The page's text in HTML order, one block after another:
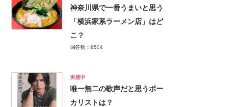
神奈川県で一番うまいと思う
「横浜家系ラーメン店」はど
こ？
回答数：8504
実施中
唯一無二の歌声だと思うボー
カリストは？